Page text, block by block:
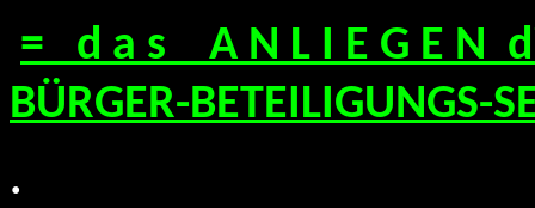
= d a s A N L I E G E N
BÜRGER-BETEILIGUNGS-
.